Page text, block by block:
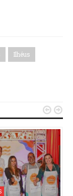
Ilhéus
 